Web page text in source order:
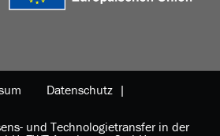
Datenschutz |
und Technologietransfer in der